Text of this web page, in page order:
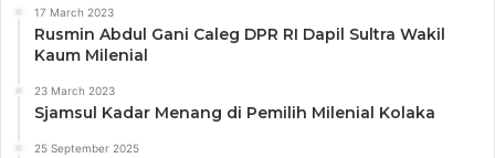
17 March 2023
Rusmin Abdul Gani Caleg DPR RI Dapil Sultra Wakil
Kaum Milenial
23 March 2023
Sjamsul Kadar Menang di Pemilih Milenial Kolaka
25 September 2025